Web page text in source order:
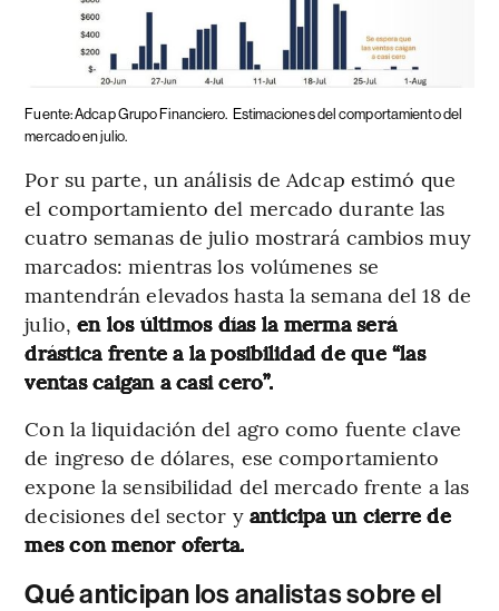
Fuente: Adcap Grupo Financiero. Estimaciones del comportamiento del
mercado en julio.
Por su parte, un análisis de Adcap estimó que
el comportamiento del mercado durante las
cuatro semanas de julio mostrará cambios muy
marcados: mientras los volúmenes se
mantendrán elevados hasta la semana del 18 de
julio,en los últimos días la merma será
drástica frente a la posibilidad de que “las
ventas caigan a casi cero”.
Con la liquidación del agro como fuente clave
de ingreso de dólares, ese comportamiento
expone la sensibilidad del mercado frente a las
decisiones del sector y anticipa un cierre de
mes con menor oferta.
Qué anticipan los analistas sobre el